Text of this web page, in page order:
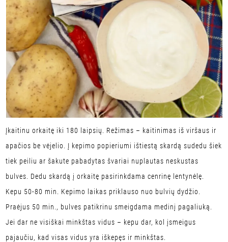
Įkaitinu orkaitę iki 180 laipsių. Režimas – kaitinimas iš viršaus ir
apačios be vėjelio. Į kepimo popieriumi ištiestą skardą sudedu šiek
tiek peiliu ar šakute pabadytas švariai nuplautas neskustas
bulves. Dedu skardą į orkaitę pasirinkdama cenrinę lentynėlę.
Kepu 50-80 min. Kepimo laikas priklauso nuo bulvių dydžio.
Praėjus 50 min., bulves patikrinu smeigdama medinį pagaliuką.
Jei dar ne visiškai minkštas vidus – kepu dar, kol įsmeigus
pajaučiu, kad visas vidus yra iškepęs ir minkštas.